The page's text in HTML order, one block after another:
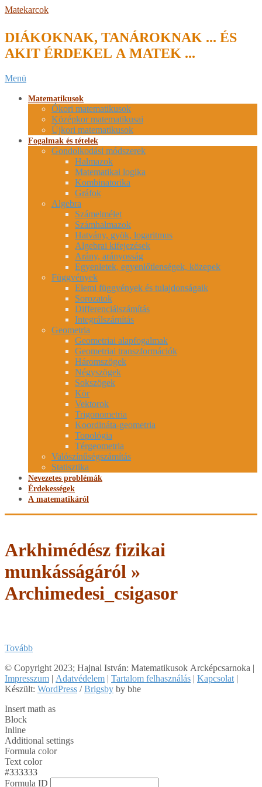
Skip
content
Matekarcok
DIÁKOKNAK, TANÁROKNAK ... ÉS
AKIT ÉRDEKEL A MATEK ...
Secondary
Menu
Menü
Matematikusok
Ókori matematikusok
Középkor matematikusai
Újkori matematikusok
Fogalmak és tételek
Gondolkodási módszerek
Halmazok
Matematikai logika
Kombinatorika
Gráfok
Algebra
Számelmélet
Számhalmazok
Hatvány, gyök, logaritmus
Algebrai kifejezések
Arány, arányosság
Egyenletek, egyenlőtlenségek, közepek
Függvények
Elemi függvények és tulajdonságaik
Sorozatok
Differenciálszámítás
Integrálszámítás
Geometria
Geometriai alapfogalmak
Geometriai transzformációk
Háromszögek
Négyszögek
Sokszögek
Kör
Vektorok
Trigonometria
Koordináta-geometria
Topológia
Térgeometria
Valószínűségszámítás
Statisztika
Nevezetes problémák
Érdekességek
A matematikáról
Arkhimédész fizikai
munkásságáról »
Archimedesi_csigasor
Tovább
2018-
02-
09
© Copyright 2023; Hajnal István: Matematikusok Arcképcsarnoka |
Impresszum | Adatvédelem | Tartalom felhasználás | Kapcsolat |
Készült: WordPress /Brigsby by bhe
Insert math as
Block
Inline
Additional settings
Formula color
Text color
#333333
Formula ID